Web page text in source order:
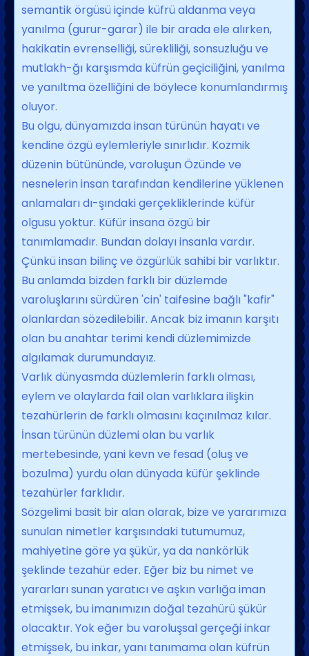
semantik örgüsü içinde küf­rü aldanma veya
yanılma (gurur-garar) ile bir arada ele alırken,
hakikatin evren­selliği, sürekliliği, sonsuzluğu ve
mutlakh-ğı karşısmda küfrün geçiciliğini, yanılma
ve yanıltma özelliğini de böylece konum­landırmış
oluyor.
Bu olgu, dünyamızda insan türünün ha­yatı ve
kendine özgü eylemleriyle sınırlı­dır. Kozmik
düzenin bütününde, varolu­şun Özünde ve
nesnelerin insan tarafın­dan kendilerine yüklenen
anlamaları dı-şındaki gerçekliklerinde küfür
olgusu yok­tur. Küfür insana özgü bir
tanımlamadır. Bundan dolayı insanla vardır.
Çünkü in­san bilinç ve özgürlük sahibi bir varlıktır.
Bu anlamda bizden farklı bir düzlemde
varoluşlarını sürdüren 'cin' taifesine bağlı "kafir"
olanlardan sözedilebilir. Ancak biz imanın karşıtı
olan bu anahtar terimi kendi düzlemimizde
algılamak durumun­dayız.
Varlık dünyasmda düzlemlerin farklı ol­ması,
eylem ve olaylarda fail olan varlıkla­ra ilişkin
tezahürlerin de farklı olmasını kaçınılmaz kılar.
İnsan türünün düzlemi olan bu varlık
mertebesinde, yani kevn ve fesad (oluş ve
bozulma) yurdu olan dünya­da küfür şeklinde
tezahürler farklıdır.
Sözgelimi basit bir alan olarak, bize ve yararımıza
sunulan nimetler karşısındaki tutumumuz,
mahiyetine göre ya şükür, ya da nankörlük
şeklinde tezahür eder. Eğer biz bu nimet ve
yararları sunan yaratıcı ve aşkın varlığa iman
etmişsek, bu imanımı­zın doğal tezahürü şükür
olacaktır. Yok eğer bu varoluşsal gerçeği inkar
etmiş­sek, bu inkar, yanı tanımama olan küfrün